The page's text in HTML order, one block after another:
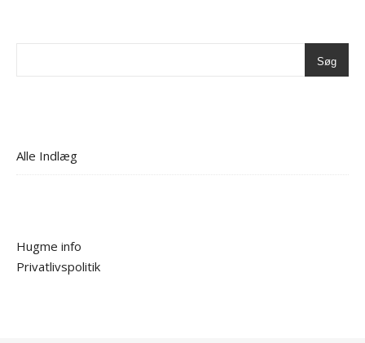
Søg
Alle Indlæg
Hugme info
Privatlivspolitik